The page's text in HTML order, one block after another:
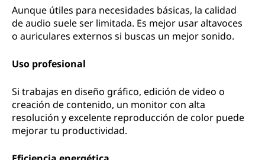
Aunque útiles para necesidades básicas, la calidad
de audio suele ser limitada. Es mejor usar altavoces
o auriculares externos si buscas un mejor sonido.
Uso profesional
Si trabajas en diseño gráfico, edición de video o
creación de contenido, un monitor con alta
resolución y excelente reproducción de color puede
mejorar tu productividad.